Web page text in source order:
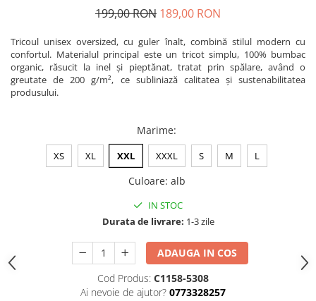
199,00 RON 189,00 RON
Tricoul unisex oversized, cu guler înalt, combină stilul modern cu
confortul. Materialul principal este un tricot simplu, 100% bumbac
organic, răsucit la inel și pieptănat, tratat prin spălare, având o
greutate de 200 g/m², ce subliniază calitatea și sustenabilitatea
produsului.
Marime:
XS XL XXL XXXL S M L
Culoare: alb
IN STOC
Durata de livrare: 1-3 zile
ADAUGA IN COS
Cod Produs: C1158-5308
Ai nevoie de ajutor? 0773328257